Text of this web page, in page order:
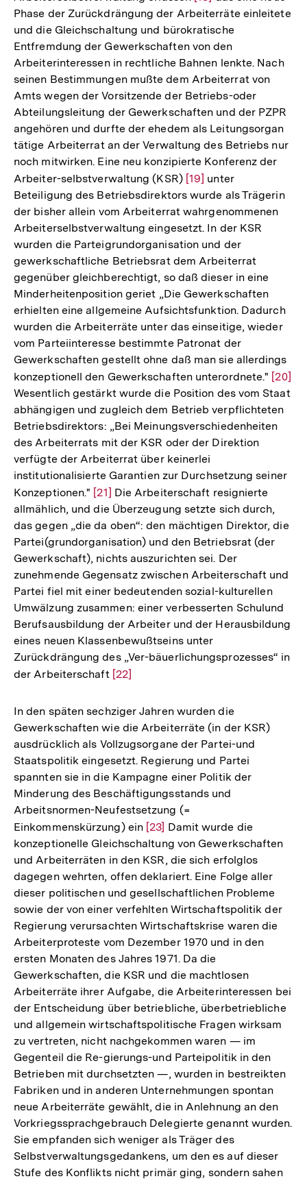
Auflösung
der
Fußnote
Phase der Zurückdrängung der Arbeiterräte einleitete
und die Gleichschaltung und bürokratische
Entfremdung der Gewerkschaften von den
Arbeiterinteressen in rechtliche Bahnen lenkte. Nach
seinen Bestimmungen mußte dem Arbeiterrat von
Amts wegen der Vorsitzende der Betriebs-oder
Abteilungsleitung der Gewerkschaften und der PZPR
angehören und durfte der ehedem als Leitungsorgan
tätige Arbeiterrat an der Verwaltung des Betriebs nur
noch mitwirken. Eine neu konzipierte Konferenz der
Arbeiter-selbstverwaltung (KSR) Zur
Auflösung
der
Fußnote
[19] unter
Beteiligung des Betriebsdirektors wurde als Trägerin
der bisher allein vom Arbeiterrat wahrgenommenen
Arbeiterselbstverwaltung eingesetzt. In der KSR
wurden die Parteigrundorganisation und der
gewerkschaftliche Betriebsrat dem Arbeiterrat
gegenüber gleichberechtigt, so daß dieser in eine
Minderheitenposition geriet „Die Gewerkschaften
erhielten eine allgemeine Aufsichtsfunktion. Dadurch
wurden die Arbeiterräte unter das einseitige, wieder
vom Parteiinteresse bestimmte Patronat der
Gewerkschaften gestellt ohne daß man sie allerdings
konzeptionell den Gewerkschaften unterordnete." Zur
der
[20]
Wesentlich gestärkt wurde die Position des vom Staat
abhängigen und zugleich dem Betrieb verpflichteten
Betriebsdirektors: „Bei Meinungsverschiedenheiten
des Arbeiterrats mit der KSR oder der Direktion
verfügte der Arbeiterrat über keinerlei
institutionalisierte Garantien zur Durchsetzung seiner
Konzeptionen." Zur
Auflösung
der
Fußnote
[21] Die Arbeiterschaft resignierte
allmählich, und die Überzeugung setzte sich durch,
das gegen „die da oben“: den mächtigen Direktor, die
Partei(grundorganisation) und den Betriebsrat (der
Gewerkschaft), nichts auszurichten sei. Der
zunehmende Gegensatz zwischen Arbeiterschaft und
Partei fiel mit einer bedeutenden sozial-kulturellen
Umwälzung zusammen: einer verbesserten Schulund
Berufsausbildung der Arbeiter und der Herausbildung
eines neuen Klassenbewußtseins unter
Zurückdrängung des „Ver-bäuerlichungsprozesses“ in
der Arbeiterschaft Zur
der
Fußnote
[22]
In den späten sechziger Jahren wurden die
Gewerkschaften wie die Arbeiterräte (in der KSR)
ausdrücklich als Vollzugsorgane der Partei-und
Staatspolitik eingesetzt. Regierung und Partei
spannten sie in die Kampagne einer Politik der
Minderung des Beschäftigungsstands und
Arbeitsnormen-Neufestsetzung (=
Einkommenskürzung) ein Zur
Auflösung
der
Fußnote
[23] Damit wurde die
konzeptionelle Gleichschaltung von Gewerkschaften
und Arbeiterräten in den KSR, die sich erfolglos
dagegen wehrten, offen deklariert. Eine Folge aller
dieser politischen und gesellschaftlichen Probleme
sowie der von einer verfehlten Wirtschaftspolitik der
Regierung verursachten Wirtschaftskrise waren die
Arbeiterproteste vom Dezember 1970 und in den
ersten Monaten des Jahres 1971. Da die
Gewerkschaften, die KSR und die machtlosen
Arbeiterräte ihrer Aufgabe, die Arbeiterinteressen bei
der Entscheidung über betriebliche, überbetriebliche
und allgemein wirtschaftspolitische Fragen wirksam
zu vertreten, nicht nachgekommen waren — im
Gegenteil die Re-gierungs-und Parteipolitik in den
Betrieben mit durchsetzten —, wurden in bestreikten
Fabriken und in anderen Unternehmungen spontan
neue Arbeiterräte gewählt, die in Anlehnung an den
Vorkriegssprachgebrauch Delegierte genannt wurden.
Sie empfanden sich weniger als Träger des
Selbstverwaltungsgedankens, um den es auf dieser
Stufe des Konflikts nicht primär ging, sondern sahen